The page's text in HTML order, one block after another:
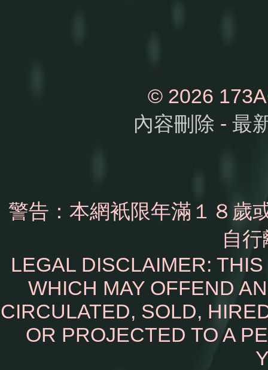
© 2026
內容刪除 - 最
警告：本網衹限年滿１８歲
自
LEGAL DISCLAIMER:
WHICH MAY OFFEND
CIRCULATED, SOLD,
OR PROJECTED TO A